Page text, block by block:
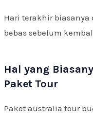
Hari terakhir
bebas sebelum
Hal yang
Paket Tour
Paket australia tour